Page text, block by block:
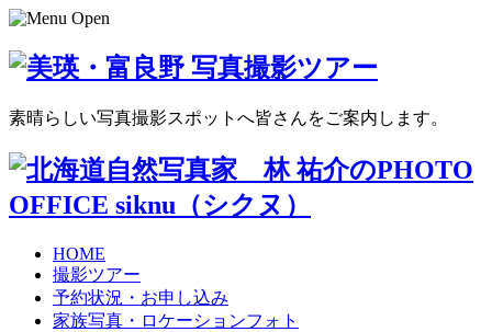
素晴らしい写真撮影スポットへ皆さんをご案内します。
HOME
撮影ツアー
予約状況・お申し込み
家族写真・ロケーションフォト